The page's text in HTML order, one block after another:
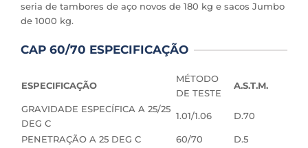
seria de tambores de aço novos de 180 kg e sacos Jumbo
de 1000 kg.
CAP 60/70 ESPECIFICAÇÃO
ESPECIFICAÇÃO
MÉTODO
DE TESTE
A.S.T.M.
GRAVIDADE ESPECÍFICA A 25/25
DEG C
1.01/1.06 D.70
PENETRAÇÃO A 25 DEG C 60/70
D.5